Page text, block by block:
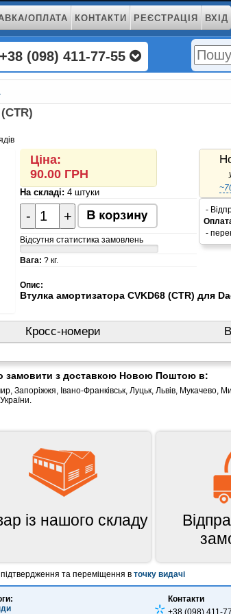
ОПЛАТА КОНТАКТИ РЕЄСТРАЦІЯ ВХІД
+38 (098) 411-77-55
Ціна:
90.00 ГРН
На складі:4 штуки
- +
Відсутня статистика замовлень
Вага: ? кг.
-
-
Опис:
Втулка амортизатора CVKD68 (CTR) для
Кросс-номери
замовити з доставкою Новою Поштою в:
Запоріжжя, Івано-Франківськ, Луцьк, Львів, Мукачево,
із нашого складу
та переміщення вточку видачі
Контакти
+38 (098) 411-